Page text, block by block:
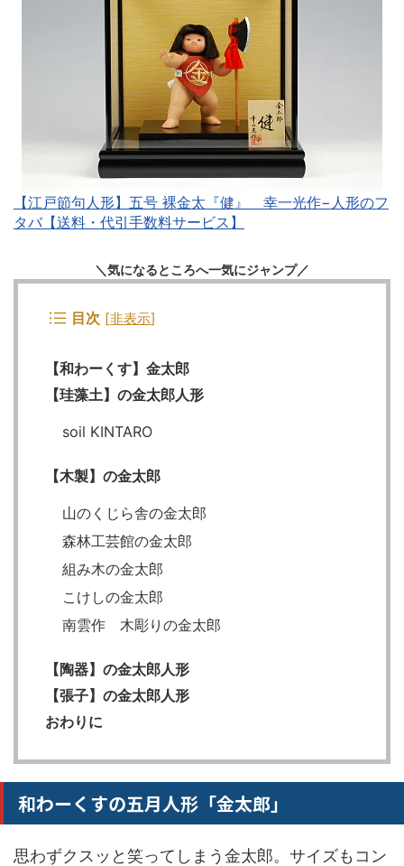
【江戸節句人形】五号 裸金太『健』 幸一光作−人形のフ
タバ【送料・代引手数料サービス】
＼気になるところへ一気にジャンプ／
目次 [非表示]
【和わーくす】金太郎
【珪藻土】の金太郎人形
soil KINTARO
【木製】の金太郎
山のくじら舎の金太郎
森林工芸館の金太郎
組み木の金太郎
こけしの金太郎
南雲作 木彫りの金太郎
【陶器】の金太郎人形
【張子】の金太郎人形
おわりに
和わーくすの五月人形「金太郎」
思わずクスッと笑ってしまう金太郎。サイズもコン